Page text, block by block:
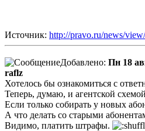
Источник: http://pravo.ru/news/
Добавлено: Пн 18
raflz
Хотелось бы ознакомиться с
Теперь, думаю, и агентской
Если только собирать у новых
А что делать со старыми
Видимо, платить штрафы.